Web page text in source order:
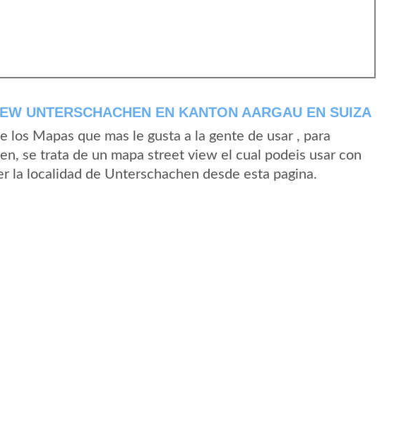
UNTERSCHACHEN EN KANTON AARGAU EN SUIZA
los Mapas que mas le gusta a la gente de usar , para
se trata de un mapa street view el cual podeis usar con
la localidad de Unterschachen desde esta pagina.